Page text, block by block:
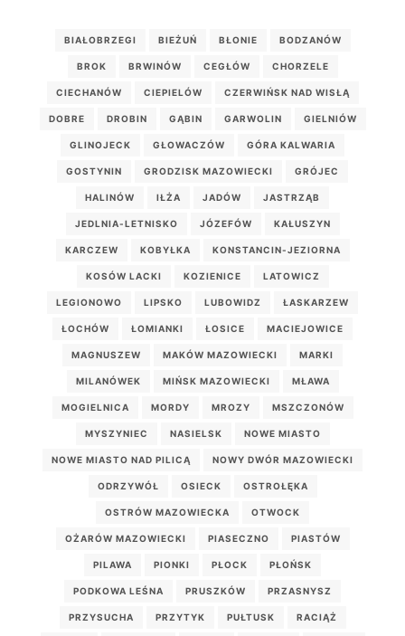
BIAŁOBRZEGI BIEŻUŃ BŁONIE BODZANÓW
BROK BRWINÓW CEGŁÓW CHORZELE
CIECHANÓW CIEPIELÓW CZERWIŃSK NAD WISŁĄ
DOBRE DROBIN GĄBIN GARWOLIN GIELNIÓW
GLINOJECK GŁOWACZÓW GÓRA KALWARIA
GOSTYNIN GRODZISK MAZOWIECKI GRÓJEC
HALINÓW IŁŻA JADÓW JASTRZĄB
JEDLNIA-LETNISKO JÓZEFÓW KAŁUSZYN
KARCZEW KOBYŁKA KONSTANCIN-JEZIORNA
KOSÓW LACKI KOZIENICE LATOWICZ
LEGIONOWO LIPSKO LUBOWIDZ ŁASKARZEW
ŁOCHÓW ŁOMIANKI ŁOSICE MACIEJOWICE
MAGNUSZEW MAKÓW MAZOWIECKI MARKI
MILANÓWEK MIŃSK MAZOWIECKI MŁAWA
MOGIELNICA MORDY MROZY MSZCZONÓW
MYSZYNIEC NASIELSK NOWE MIASTO
NOWE MIASTO NAD PILICĄ NOWY DWÓR MAZOWIECKI
ODRZYWÓŁ OSIECK OSTROŁĘKA
OSTRÓW MAZOWIECKA OTWOCK
OŻARÓW MAZOWIECKI PIASECZNO PIASTÓW
PILAWA PIONKI PŁOCK PŁOŃSK
PODKOWA LEŚNA PRUSZKÓW PRZASNYSZ
PRZYSUCHA PRZYTYK PUŁTUSK RACIĄŻ